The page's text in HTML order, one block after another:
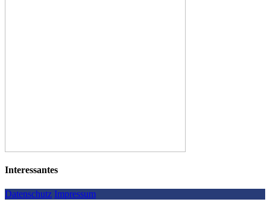
Interessantes
Datenschutz Impressum